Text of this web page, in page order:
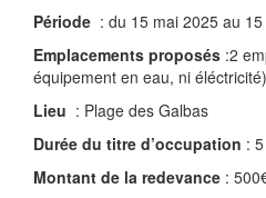
Période : du 15 mai 2025 au
Emplacements proposés :2
équipement en eau, ni éléctricité)
Lieu : Plage des Galbas
Durée du titre d’occupation :
Montant de la redevance :